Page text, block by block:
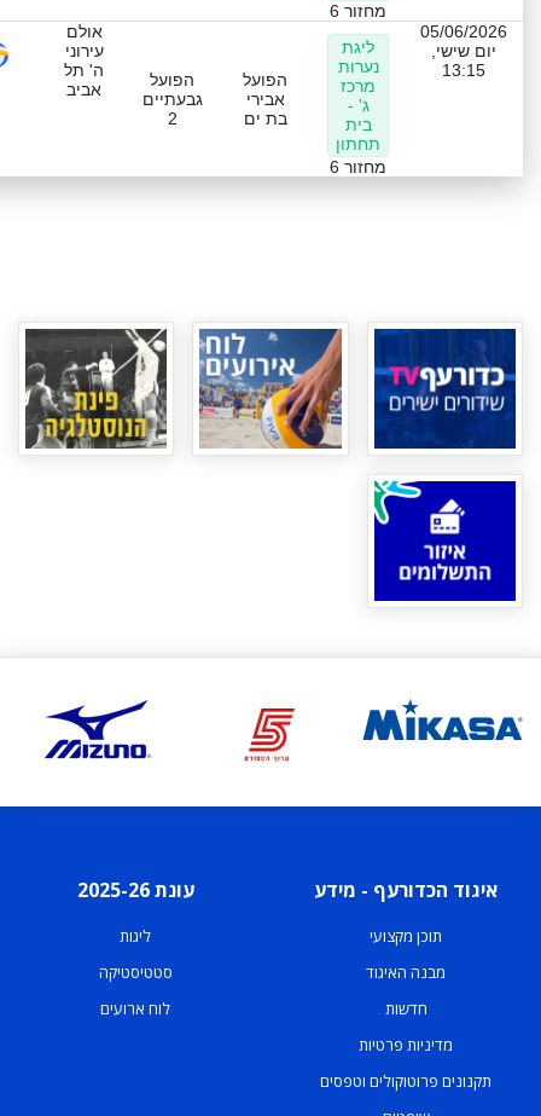
מחזור 6
05/06/2026
יום שישי,
13:15
ליגת
נערות
מרכז
ג' -
בית
תחתון
מחזור 6
הפועל
אבירי
בת ים
הפועל
גבעתיים
2
אולם
עירוני
ה' תל
אביב
איגוד הכדורעף - מידע
תוכן מקצועי
מבנה האיגוד
חדשות
מדיניות פרטיות
תקנונים פרוטוקולים וטפסים
עונת 2025-26
ליגות
סטטיסטיקה
לוח ארועים